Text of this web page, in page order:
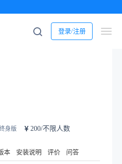
登录/注册
身版 200/不限人数
本 安装说明 评价 问答